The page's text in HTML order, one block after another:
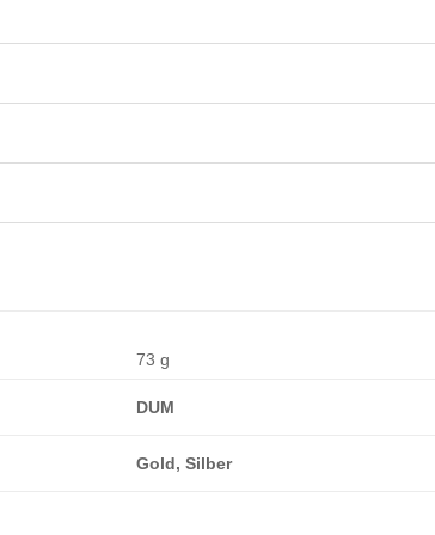
73 g
DUM
Gold, Silber